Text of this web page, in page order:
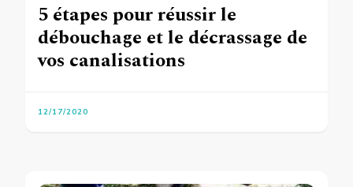
5 étapes pour réussir le
débouchage et le décrassage de
vos canalisations
12/17/2020